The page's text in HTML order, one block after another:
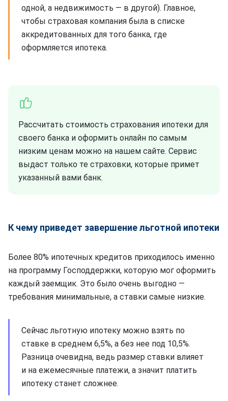
одной, а недвижимость — в другой). Главное,
чтобы страховая компания была в списке
аккредитованных для того банка, где
оформляется ипотека.
Рассчитать стоимость страхования ипотеки для
своего банка и оформить онлайн по самым
низким ценам можно на нашем сайте. Сервис
выдаст только те страховки, которые примет
указанный вами банк.
К чему приведет завершение льготной ипотеки
Более 80% ипотечных кредитов приходилось именно
на программу Господдержки, которую мог оформить
каждый заемщик. Это было очень выгодно —
требования минимальные, а ставки самые низкие.
Сейчас льготную ипотеку можно взять по
ставке в среднем 6,5%, а без нее под 10,5%.
Разница очевидна, ведь размер ставки влияет
и на ежемесячные платежи, а значит платить
ипотеку станет сложнее.